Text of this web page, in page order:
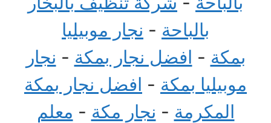
بالباحة - نجار موبيليا
بمكة - افضل نجار بمكة - نجار
موبيليا بمكة - افضل نجار بمكة
المكرمة - نجار مكة - معلم